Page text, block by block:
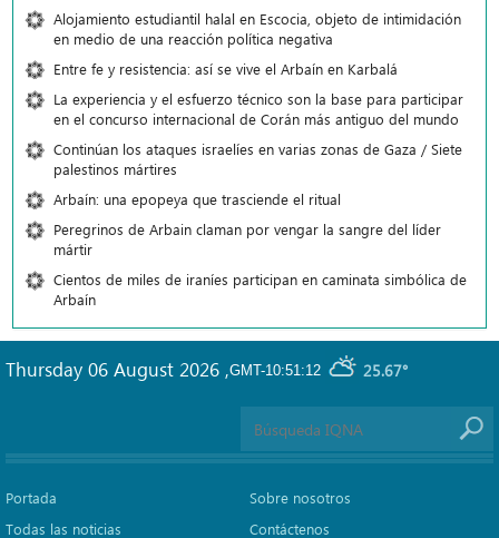
Alojamiento estudiantil halal en Escocia, objeto de intimidación
en medio de una reacción política negativa
Entre fe y resistencia: así se vive el Arbaín en Karbalá
La experiencia y el esfuerzo técnico son la base para participar
en el concurso internacional de Corán más antiguo del mundo
Continúan los ataques israelíes en varias zonas de Gaza / Siete
palestinos mártires
Arbaín: una epopeya que trasciende el ritual
Peregrinos de Arbain claman por vengar la sangre del líder
mártir
Cientos de miles de iraníes participan en caminata simbólica de
Arbaín
GMT-10:51:12 25.67°
Thursday 06 August 2026 ,
Portada
Todas las noticias
Sobre nosotros
Contáctenos